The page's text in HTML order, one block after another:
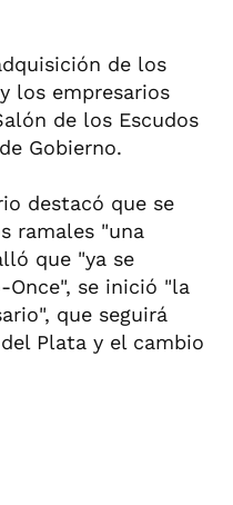
de los
los empresarios
de los Escudos
Gobierno.
destacó que se
ramales "una
que "ya se
se inició "la
que seguirá
Plata y el cambio